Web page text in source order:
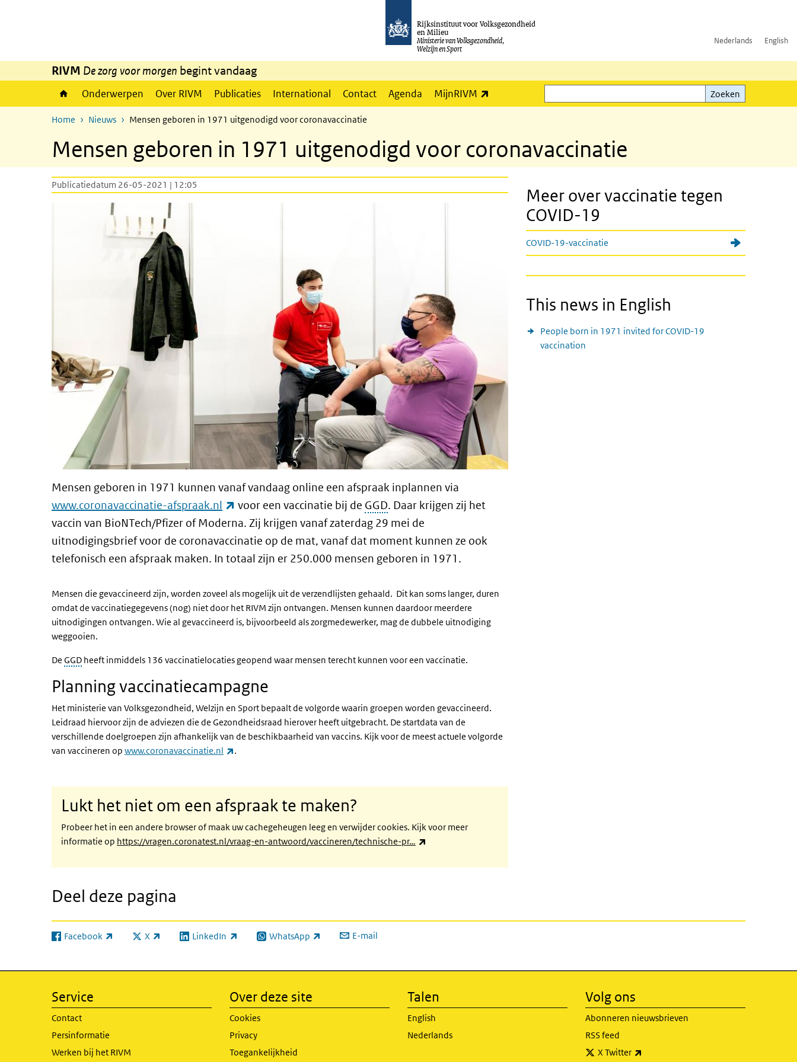
Rijksinstituut voor Volksgezondheid
en Milieu
Ministerie van Volksgezondheid,
Welzijn en Sport
Nederlands English
RIVM De zorg voor morgen begint vandaag
Onderwerpen Over RIVM Publicaties International Contact Agenda MijnRIVM
Zoeken
Zoeken
Home Nieuws Mensen geboren in 1971 uitgenodigd voor coronavaccinatie
Mensen geboren in 1971 uitgenodigd voor coronavaccinatie
Publicatiedatum 26-05-2021 | 12:05
Mensen geboren in 1971 kunnen vanaf vandaag online een afspraak inplannen via
www.coronavaccinatie-afspraak.nl
(externe link)
voor een vaccinatie bij de GGD. Daar krijgen zij het
vaccin van BioNTech/Pfizer of Moderna. Zij krijgen vanaf zaterdag 29 mei de
uitnodigingsbrief voor de coronavaccinatie op de mat, vanaf dat moment kunnen ze ook
telefonisch een afspraak maken. In totaal zijn er 250.000 mensen geboren in 1971.
Mensen die gevaccineerd zijn, worden zoveel als mogelijk uit de verzendlijsten gehaald. Dit kan soms langer, duren
omdat de vaccinatiegegevens (nog) niet door het RIVM zijn ontvangen. Mensen kunnen daardoor meerdere
uitnodigingen ontvangen. Wie al gevaccineerd is, bijvoorbeeld als zorgmedewerker, mag de dubbele uitnodiging
weggooien.
De GGD heeft inmiddels 136 vaccinatielocaties geopend waar mensen terecht kunnen voor een vaccinatie.
Planning vaccinatiecampagne
Het ministerie van Volksgezondheid, Welzijn en Sport bepaalt de volgorde waarin groepen worden gevaccineerd.
Leidraad hiervoor zijn de adviezen die de Gezondheidsraad hierover heeft uitgebracht. De startdata van de
verschillende doelgroepen zijn afhankelijk van de beschikbaarheid van vaccins. Kijk voor de meest actuele volgorde
van vaccineren op www.coronavaccinatie.nl (externe link)
.
Lukt het niet om een afspraak te maken?
Probeer het in een andere browser of maak uw cachegeheugen leeg en verwijder cookies. Kijk voor meer
informatie op https://vragen.coronatest.nl/vraag-en-antwoord/vaccineren/technische-pr…
Meer over vaccinatie tegen
COVID-19
COVID-19-vaccinatie
This news in English
People born in 1971 invited for COVID-19
vaccination
Deel deze pagina
Facebook
(externe link) X
(externe link) LinkedIn
(externe link) WhatsApp
(externe link) E-mail
Service
Contact
Persinformatie
Werken bij het RIVM
Over deze site
Cookies
Privacy
Toegankelijkheid
Talen
English
Nederlands
Volg ons
Abonneren nieuwsbrieven
RSS feed
X Twitter